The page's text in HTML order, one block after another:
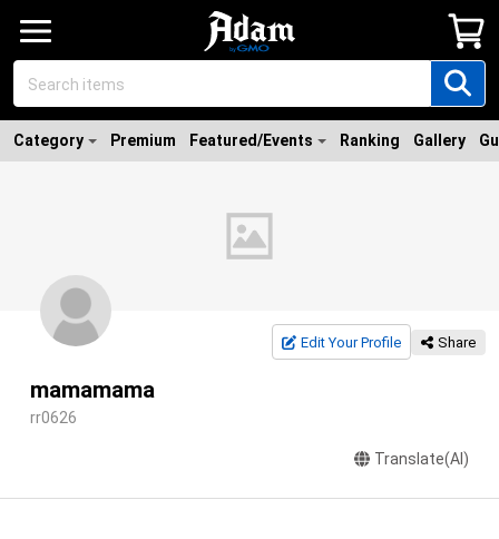
Category Premium Featured/Events Ranking Gallery
Edit Your Profile Share
mamamama
rr0626
Translate(AI)